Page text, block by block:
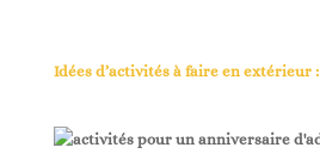
Idées d’activités à faire en extérieur :